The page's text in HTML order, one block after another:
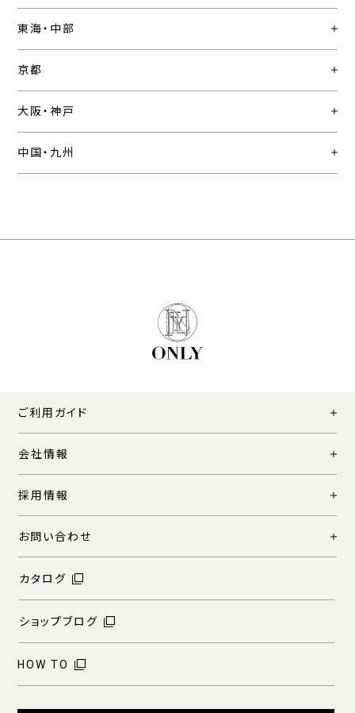
東海・中部
京都
大阪・神戸
中国・九州
ご利用ガイド
会社情報
採用情報
お問い合わせ
カタログ
ショップブログ
HOW TO